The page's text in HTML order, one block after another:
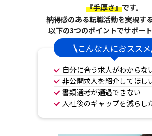
『手厚さ』です。
納得感のある転職活動を実現す
以下の3つのポイントでサポート
こんな人におススメ
自分に合う求人がわからな
非公開求人を紹介してほし
書類選考が通過できない
入社後のギャップを減らし